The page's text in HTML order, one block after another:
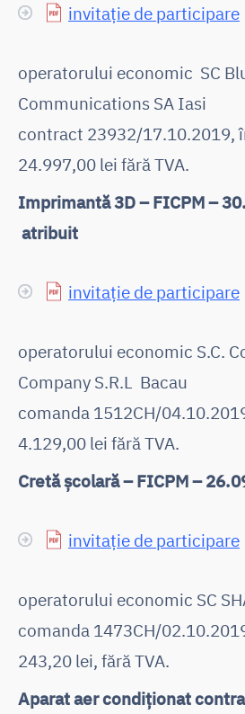
invitație de participare
operatorului economic SC
Communications SA Iasi
contract 23932/17.10.2019,
24.997,00 lei fără TVA.
Imprimantă 3D – FICPM –
atribuit
invitație de participare
operatorului economic S.C.
Company S.R.L Bacau
comanda 1512CH/
4.129,00 lei fără TVA.
Cretă școlară – FICPM –
invitație de participare
operatorului economic SC
comanda 1473CH/
243,20 lei, fără TVA.
Aparat aer condiționat